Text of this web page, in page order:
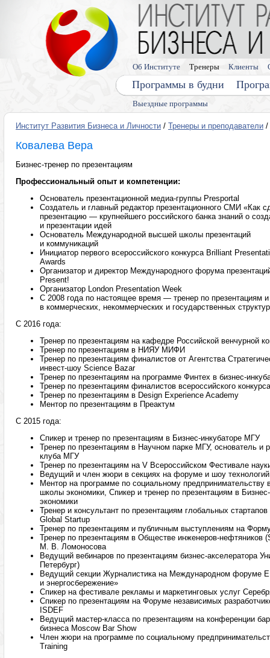
Выездные программы
Программы в будни
Об Институте Тренеры Клиенты
Институт Развития Бизнеса и Личности / Тренеры и преподаватели /
Ковалева Вера
Бизнес-тренер по презентациям
Профессиональный опыт и компетенции:
Основатель презентационной медиа-группы Presportal
Создатель и главный редактор презентационного СМИ «Как
презентацию — крупнейшего российского банка знаний о
и презентации идей
Основатель Международной высшей школы презентаций
и коммуникаций
Инициатор первого всероссийского конкурса Brilliant
Awards
Организатор и директор Международного форума
Present!
Организатор London Presentation Week
С 2008 года по настоящее время — тренер по презентациям
в коммерческих, некоммерческих и государственных
C 2016 года:
Тренер по презентациям на кафедре Российской венчурной
Тренер по презентациям в НИЯУ МИФИ
Тренер по презентациям финалистов от Агентства
инвест-шоу Science Bazar
Тренер по презентациям на программе Финтех в бизнес-
Тренер по презентациям финалистов всероссийского
Тренер по презентациям в Design Experience Academy
Ментор по презентациям в Преактум
С 2015 года:
Спикер и тренер по презентациям в Бизнес-инкубаторе МГУ
Тренер по презентациям в Научном парке МГУ, основатель и
клуба МГУ
Тренер по презентациям на V Всероссийском Фестивале
Ведущий и член жюри в секциях на форуме и шоу
Ментор на программе по социальному предпринимательству
школы экономики, Спикер и тренер по презентациям в
экономики
Тренер и консультант по презентациям глобальных
Global Startup
Тренер по презентациям и публичным выступлениям на
Тренер по презентациям в Обществе инженеров-нефтяников
М. В. Ломоносова
Ведущий вебинаров по презентациям бизнес-акселератора
Петербург)
Ведущий секции Журналистика на Международном форуме
и энергосбережение»
Спикер на фестивале рекламы и маркетинговых услуг
Спикер по презентациям на Форуме независимых
ISDEF
Ведущий мастер-класса по презентациям на конференции
бизнеса Moscow Bar Show
Член жюри на программе по социальному
Training